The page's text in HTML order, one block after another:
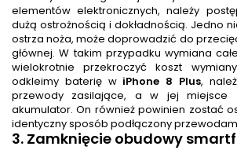
elementów elektronicznych, należy
dużą ostrożnością i dokładnością. Jedno
ostrza noża, może doprowadzić do
głównej. W takim przypadku wymiana
wielokrotnie przekroczyć koszt
odkleimy baterię w iPhone 8 Plus,
przewody zasilające, a w jej miejsce
akumulator. On również powinien zostać
identyczny sposób podłączony
3. Zamknięcie obudowy